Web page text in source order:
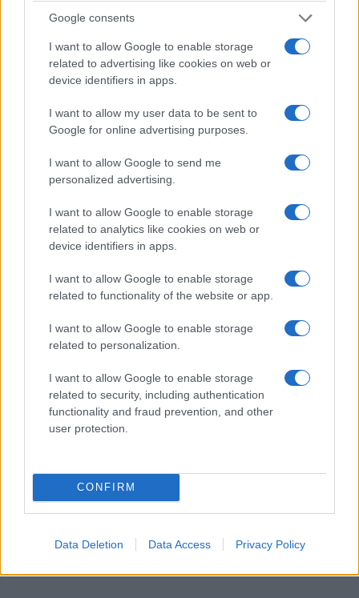
Google consents
I want to allow Google to enable storage
related to advertising like cookies on web or
device identifiers in apps.
I want to allow my user data to be sent to
Google for online advertising purposes.
I want to allow Google to send me
personalized advertising.
I want to allow Google to enable storage
related to analytics like cookies on web or
device identifiers in apps.
I want to allow Google to enable storage
related to functionality of the website or app.
I want to allow Google to enable storage
related to personalization.
I want to allow Google to enable storage
related to security, including authentication
functionality and fraud prevention, and other
user protection.
CONFIRM
Data Deletion Data Access Privacy Policy